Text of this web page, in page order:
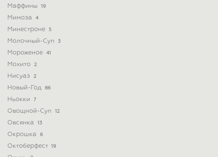
Маффины 19
Мимоза 4
Минестроне 5
Молочный-Суп 3
Мороженое 41
Мохито 2
Нисуаз 2
Новый-Год 86
Ньокки 7
Овощной-Суп 12
Овсянка 13
Окрошка 6
Октоберфест 19